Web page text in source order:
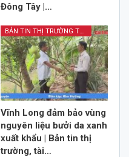
Đông Tây |…
BẢN TIN THỊ TRƯỜNG TÀI CHÍNH KINH DOANH
Vĩnh Long đảm bảo vùng
nguyên liệu bưởi da xanh
xuất khẩu | Bản tin thị
trường, tài…